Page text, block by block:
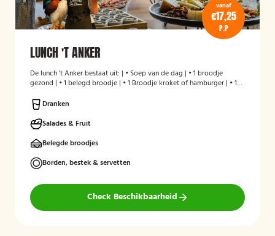
vanaf
€17,25
P.P
LUNCH 'T ANKER
De lunch ’t Anker bestaat uit: | • Soep van de dag | • 1 broodje
gezond | • 1 belegd broodje | • 1 Broodje kroket of hamburger | • 1
Dranken
Salades & Fruit
Belegde broodjes
Borden, bestek & servetten
Check Beschikbaarheid